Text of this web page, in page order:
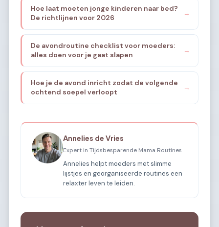
Hoe laat moeten jonge kinderen naar bed?
De richtlijnen voor 2026
→
De avondroutine checklist voor moeders:
alles doen voor je gaat slapen
→
Hoe je de avond inricht zodat de volgende
ochtend soepel verloopt
→
Annelies de Vries
Expert in Tijdsbesparende Mama Routines
Annelies helpt moeders met slimme
lijstjes en georganiseerde routines een
relaxter leven te leiden.